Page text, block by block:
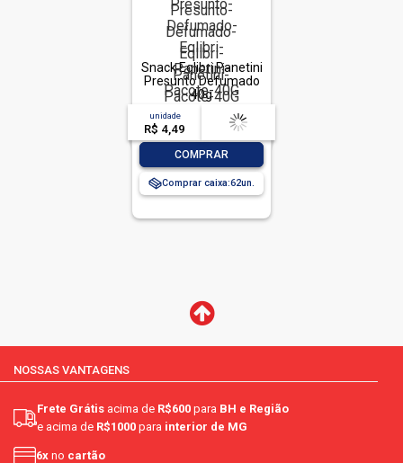
Snack Eqlibri Panetini
Presunto Defumado
40g
unidade
R$ 4,49
acima de
-- --,--un.
COMPRAR
Comprar caixa:62
NOSSAS VANTAGENS
Frete Grátis acima de R$600 para BH e Região
e acima de R$1000 para interior de MG
6x no cartão